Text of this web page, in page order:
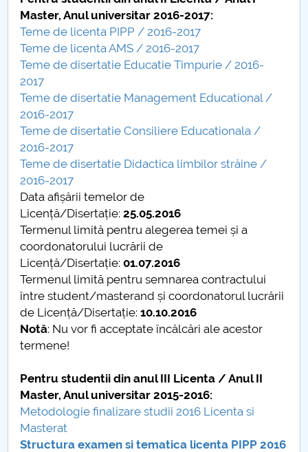
Nr. de telefon si adrese Facultăți
Informations sur l'admission
Români de pretutindeni - ADMITERE
Sénat universitaire
Facultés
STUDENTI CUP
Ghiduri pentru STUDENȚI
Relations publiques
Relations Internationales
PNRR
Proiect SU-ETIC
Protection des données personnelles
Master, Anul universitar 2016-2017:
Teme de licenta PIPP / 2016-2017
Teme de licenta AMS / 2016-2017
Teme de disertatie Educatie Timpurie / 2016-
2017
Teme de disertatie Management Educational /
2016-2017
Teme de disertatie Consiliere Educationala /
2016-2017
Teme de disertatie Didactica limbilor străine /
2016-2017
Data afișării temelor de
Licență/Disertație:25.05.2016
Termenul limită pentru alegerea temei și a
coordonatorului lucrării de
Licență/Disertație:01.07.2016
Termenul limită pentru semnarea contractului
între student/masterand și coordonatorul lucrării
de Licență/Disertație:10.10.2016
Notă: Nu vor fi acceptate încălcări ale acestor
termene!
Pentru studentii din anul III Licenta / Anul II
Master, Anul universitar 2015-2016:
Metodologie finalizare studii 2016 Licenta si
Masterat
Structura examen si tematica licenta PIPP 2016